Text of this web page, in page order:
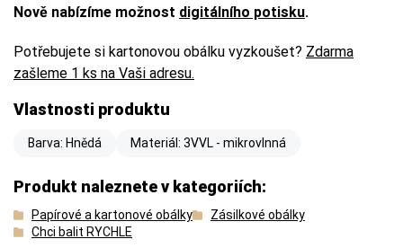
Nově nabízíme možnost digitálního potisku.
Potřebujete si kartonovou obálku vyzkoušet? Zdarma
zašleme 1 ks na Vaši adresu.
Vlastnosti produktu
Barva: Hnědá Materiál: 3VVL - mikrovlnná
Produkt naleznete v kategoriích:
Papírové a kartonové obálky
Zásilkové obálky
Chci balit RYCHLE